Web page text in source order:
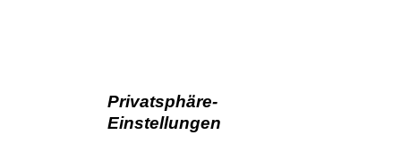
Privatsphäre-
Einstellungen